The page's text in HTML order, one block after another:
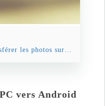
Outils pratiques pour transférer les photos sur Samsung vers Mac
vers Android